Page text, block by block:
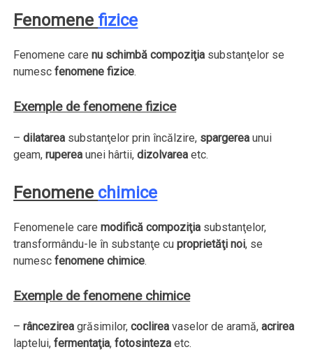
Fenomene fizice
Fenomene carenu schimbă compoziţia substanţelor se
numescfenomene fizice.
Exemple de fenomene fizice
–dilatarea substanţelor prin încălzire, spargerea unui
geam,ruperea unei hârtii,dizolvarea etc.
Fenomene chimice
Fenomenele caremodifică compoziţia substanţelor,
transformându-le în substanţe cuproprietăţi noi, se
numescfenomene chimice.
Exemple de fenomene chimice
–râncezirea grăsimilor,coclirea vaselor de aramă,acrirea
laptelui,fermentaţia,fotosinteza etc.